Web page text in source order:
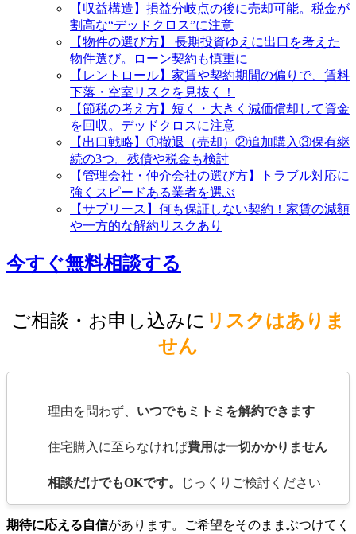
【収益構造】損益分岐点の後に売却可能。税金が
割高な“デッドクロス”に注意
【物件の選び方】 長期投資ゆえに出口を考えた
物件選び。ローン契約も慎重に
【レントロール】家賃や契約期間の偏りで、賃料
下落・空室リスクを見抜く！
【節税の考え方】短く・大きく減価償却して資金
を回収。デッドクロスに注意
【出口戦略】①撤退（売却）②追加購入③保有継
続の3つ。残債や税金も検討
【管理会社・仲介会社の選び方】トラブル対応に
強くスピードある業者を選ぶ
【サブリース】何も保証しない契約！家賃の減額
や一方的な解約リスクあり
今すぐ無料相談する
ご相談・お申し込みに リスクはありま
せん
理由を問わず、 いつでもミトミを解約できます
住宅購入に至らなければ費用は一切かかりません
相談だけでもOKです。 じっくりご検討ください
期待に応える自信があります。ご希望をそのままぶつけてく